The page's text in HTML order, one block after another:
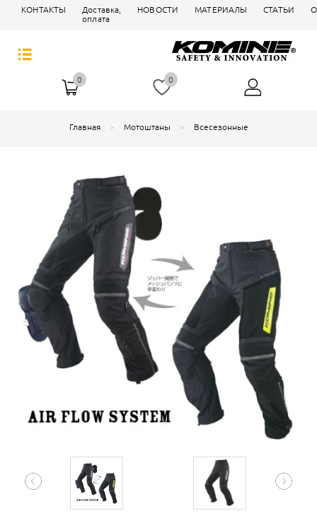
КОНТАКТЫ
Доставка,
оплата
НОВОСТИ МАТЕРИАЛЫ СТАТЬИ
0 0
Главная Мотоштаны Всесезонные